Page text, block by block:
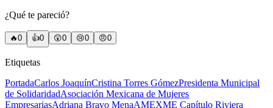
¿Qué te pareció?
🔥0 👍0 😲0 😢0 😠0
Etiquetas
PortadaCarlos JoaquínCristina Torres GómezPresidenta Municipal
de SolidaridadAsociación Mexicana de Mujeres
EmpresariasAdriana Bravo MenaAMEXME Capítulo Riviera